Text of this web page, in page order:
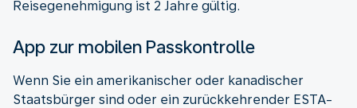
Reisegenehmigung ist 2 Jahre gültig.
App zur mobilen Passkontrolle
Wenn Sie ein amerikanischer oder kanadischer
Staatsbürger sind oder ein zurückkehrender ESTA-